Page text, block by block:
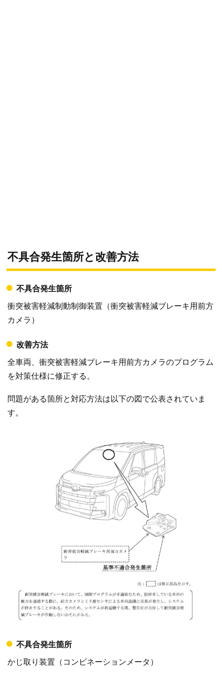
不具合発生箇所と改善方法
不具合発生箇所
衝突被害軽減制動制御装置（衝突被害軽減ブレーキ用前方
カメラ）
改善方法
全車両、衝突被害軽減ブレーキ用前方カメラのプログラム
を対策仕様に修正する。
問題がある箇所と対応方法は以下の図で公表されていま
す。
不具合発生箇所
かじ取り装置（コンビネーションメータ）